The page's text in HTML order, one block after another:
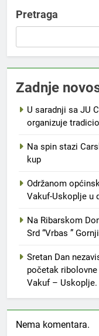
Pretraga
Zadnje
U saradnji sa JU
organizuje
Na spin stazi
kup
Održanom
Vakuf-Uskoplje u
Na Ribarskom
Srd “Vrbas ”
Sretan Dan
početak ribolovne
Vakuf –
Nema komentara.